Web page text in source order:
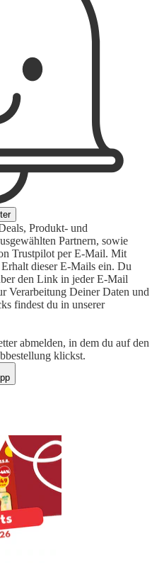
Produkt- und
Partnern, sowie
Trustpilot per E-Mail. Mit
dieser E-Mails ein. Du
den Link in jeder E-Mail
Verarbeitung Deiner Daten und
findest du in unserer
abmelden, in dem du auf den
klickst.